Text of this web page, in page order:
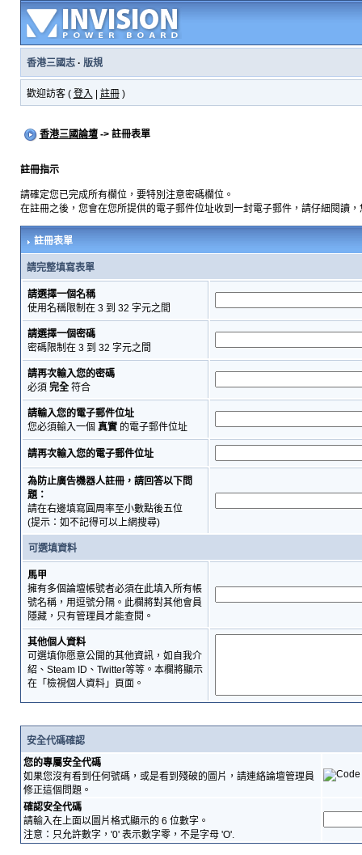
香港三國志· 版規
歡迎訪客 ( 登入 註冊)
香港三國論壇-> 註冊表單
註冊指示
請確定您已完成所有欄位，要特別注意密碼欄位。
在註冊之後，您會在您所提供的電子郵件位址收到一封電子郵件，請仔細閱讀
註冊表單
請完整填寫表單
請選擇一個名稱
使用名稱限制在 3 到 32 字元之間
請選擇一個密碼
密碼限制在 3 到 32 字元之間
請再次輸入您的密碼
必須 完全符合
請輸入您的電子郵件位址
您必須輸入一個 真實的電子郵件位址
請再次輸入您的電子郵件位址
為防止廣告機器人註冊，請回答以下問
題：
請在右邊填寫圓周率至小數點後五位
(提示：如不記得可以上網搜尋)
可選填資料
馬甲
擁有多個論壇帳號者必須在此填入所有帳
號名稱，用逗號分隔。此欄將對其他會員
隱藏，只有管理員才能查閱。
其他個人資料
可選填你愿意公開的其他資訊，如自我介
紹、Steam ID、Twitter等等。本欄將顯示
在「檢視個人資料」頁面。
安全代碼確認
您的專屬安全代碼
如果您沒有看到任何號碼，或是看到殘破的圖片，請連絡論壇管理員
修正這個問題。
確認安全代碼
請輸入在上面以圖片格式顯示的 6 位數字。
注意：只允許數字，'0' 表示數字零，不是字母 'O'.